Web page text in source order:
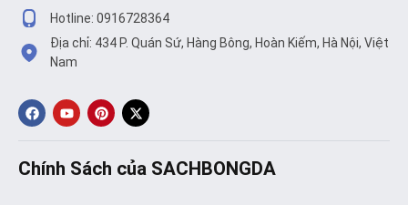
Hotline: 0916728364
Địa chỉ: 434 P. Quán Sứ, Hàng Bông, Hoàn Kiếm, Hà Nội, Việt
Nam
Chính Sách của SACHBONGDA